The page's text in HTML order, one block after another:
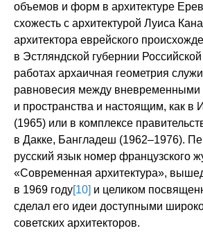
объемов и форм в архитектуре
схожесть с архитектурой Луиса
архитектора еврейского
в Эстляндской губернии
работах архаичная геометрия
равновесия между
и пространства и настоящим, как в
(1965) или в комплексe
в Дакке, Бангладеш (1962–1976).
русский язык номер французского
«Современная архитектура»,
в 1969 году[10] и целиком
сделал его идеи доступными
советских архитекторов.